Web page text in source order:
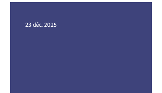
23 déc. 2025